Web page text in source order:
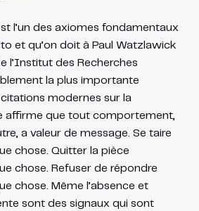
l’un des axiomes fondamentaux
et qu’on doit à Paul Watzlawick
l’Institut des Recherches
la plus importante
modernes sur la
affirme que tout comportement,
a valeur de message. Se taire
chose. Quitter la pièce
chose. Refuser de répondre
chose. Même l’absence et
sont des signaux qui sont